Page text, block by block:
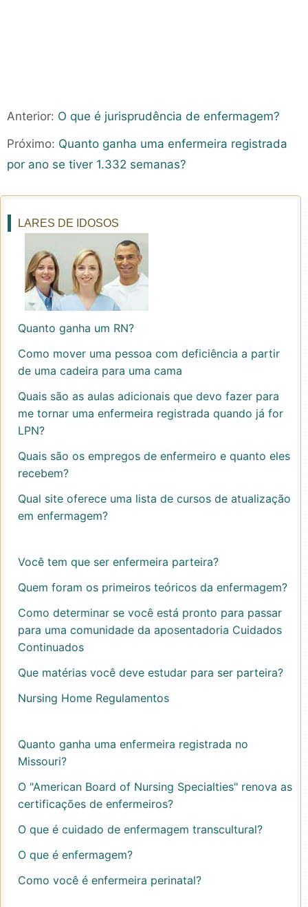
Anterior: O que é jurisprudência de enfermagem?
Próximo: Quanto ganha uma enfermeira registrada
por ano se tiver 1.332 semanas?
LARES DE IDOSOS
Quanto ganha um RN?
Como mover uma pessoa com deficiência a partir
de uma cadeira para uma cama
Quais são as aulas adicionais que devo fazer para
me tornar uma enfermeira registrada quando já for
LPN?
Quais são os empregos de enfermeiro e quanto eles
recebem?
Qual site oferece uma lista de cursos de atualização
em enfermagem?
Você tem que ser enfermeira parteira?
Quem foram os primeiros teóricos da enfermagem?
Como determinar se você está pronto para passar
para uma comunidade da aposentadoria Cuidados
Continuados
Que matérias você deve estudar para ser parteira?
Nursing Home Regulamentos
Quanto ganha uma enfermeira registrada no
Missouri?
O "American Board of Nursing Specialties" renova as
certificações de enfermeiros?
O que é cuidado de enfermagem transcultural?
O que é enfermagem?
Como você é enfermeira perinatal?